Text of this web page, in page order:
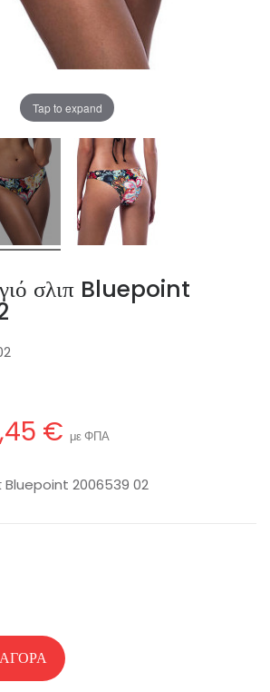
Tap to expand
σλιπ Bluepoint
€ με ΦΠΑ
Bluepoint 2006539 02
ΑΓΟΡΆ